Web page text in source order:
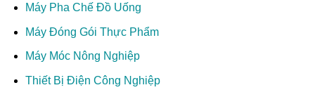
Máy Pha Chế Đồ Uống
Máy Đóng Gói Thực Phẩm
Máy Móc Nông Nghiệp
Thiết Bị Điện Công Nghiệp